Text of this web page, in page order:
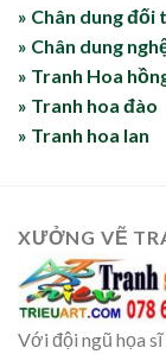
» Chân dung đối
» Chân dung
» Tranh Hoa
» Tranh hoa đào
» Tranh hoa lan
XƯỞNG VẼ
Với đội ngũ họa